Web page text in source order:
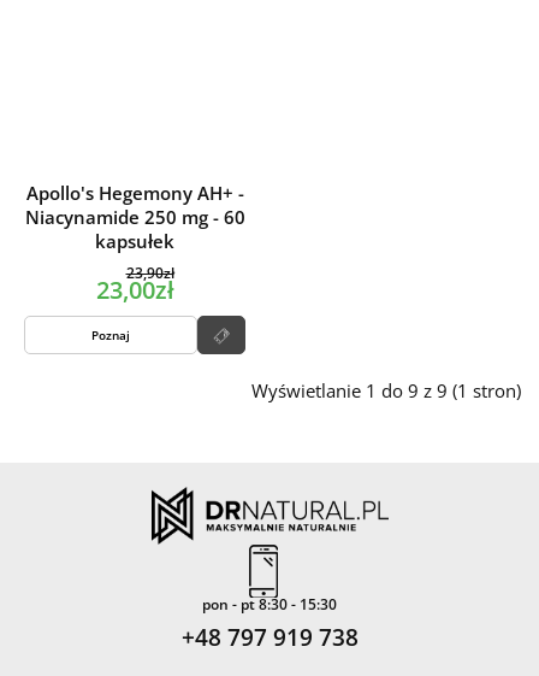
Apollo's Hegemony AH+ -
Niacynamide 250 mg - 60
kapsułek
23,90zł
23,00zł
Poznaj
Wyświetlanie 1 do 9 z 9 (1 stron)
pon - pt 8:30 - 15:30
+48 797 919 738